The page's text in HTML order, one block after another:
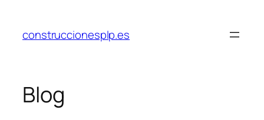
contenido
construccionesplp.es
Blog